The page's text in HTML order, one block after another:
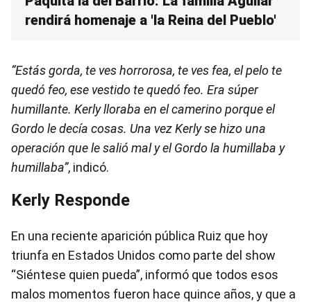
rendirá homenaje a 'la Reina del Pueblo'
“Estás gorda, te ves horrorosa, te ves fea, el pelo te
quedó feo, ese vestido te quedó feo. Era súper
humillante. Kerly lloraba en el camerino porque el
Gordo le decía cosas. Una vez Kerly se hizo una
operación que le salió mal y el Gordo la humillaba y
humillaba”, indicó.
Kerly Responde
En una reciente aparición pública Ruiz que hoy
triunfa en Estados Unidos como parte del show
“Siéntese quien pueda”, informó que todos esos
malos momentos fueron hace quince años, y que a